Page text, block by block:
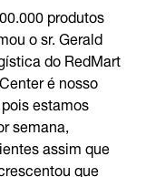
produtos
o sr. Gerald
do RedMart
é nosso
estamos
semana,
assim que
que